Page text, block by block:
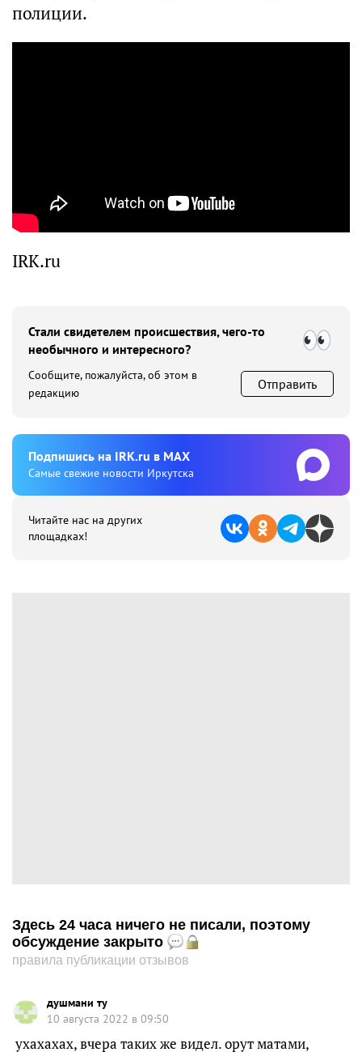
полиции.
IRK.ru
Стали свидетелем происшествия, чего-то
необычного и интересного?
Сообщите, пожалуйста, об этом в
редакцию
Отправить
Подпишиcь на IRK.ru в MAX
Cамые свежие новости Иркутска
Читайте нас на других
площадках!
Здесь 24 часа ничего не писали, поэтому
обсуждение закрыто
правила публикации отзывов
душмани ту
10 августа 2022 в 09:50
ухахахах, вчера таких же видел. орут матами,